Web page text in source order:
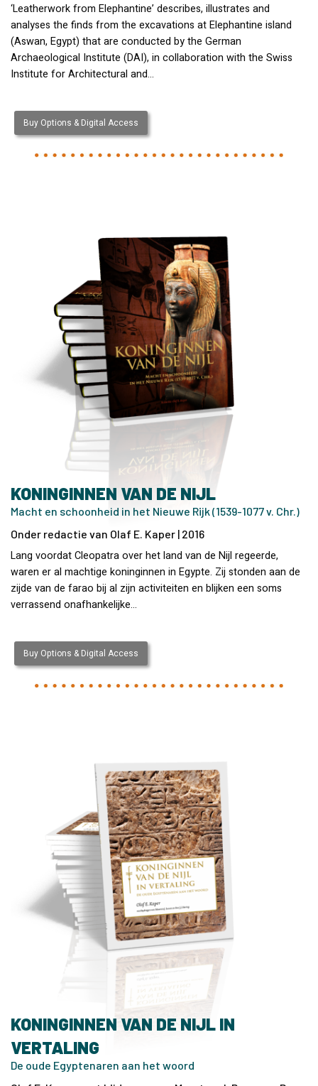
‘Leatherwork from Elephantine’ describes, illustrates and
analyses the finds from the excavations at Elephantine island
(Aswan, Egypt) that are conducted by the German
Archaeological Institute (DAI), in collaboration with the Swiss
Institute for Architectural and…
Buy Options & Digital Access
KONINGINNEN VAN DE NIJL
Macht en schoonheid in het Nieuwe Rijk (1539-1077 v. Chr.)
Onder redactie van Olaf E. Kaper | 2016
Lang voordat Cleopatra over het land van de Nijl regeerde,
waren er al machtige koninginnen in Egypte. Zij stonden aan de
zijde van de farao bij al zijn activiteiten en blijken een soms
verrassend onafhankelijke…
Buy Options & Digital Access
KONINGINNEN VAN DE NIJL IN
VERTALING
De oude Egyptenaren aan het woord